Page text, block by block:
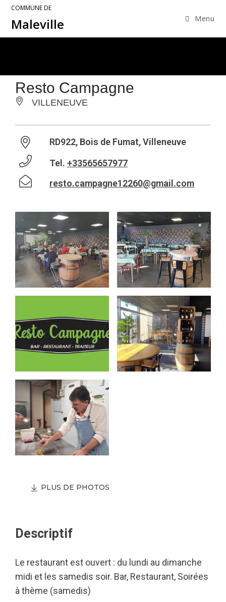
COMMUNE DE
Maleville Menu
Resto Campagne
VILLENEUVE
RD922, Bois de Fumat, Villeneuve
Tel. +33565657977
resto.campagne12260@gmail.com
PLUS DE PHOTOS
Descriptif
Le restaurant est ouvert : du lundi au dimanche
midi et les samedis soir. Bar, Restaurant, Soirées
à thème (samedis)